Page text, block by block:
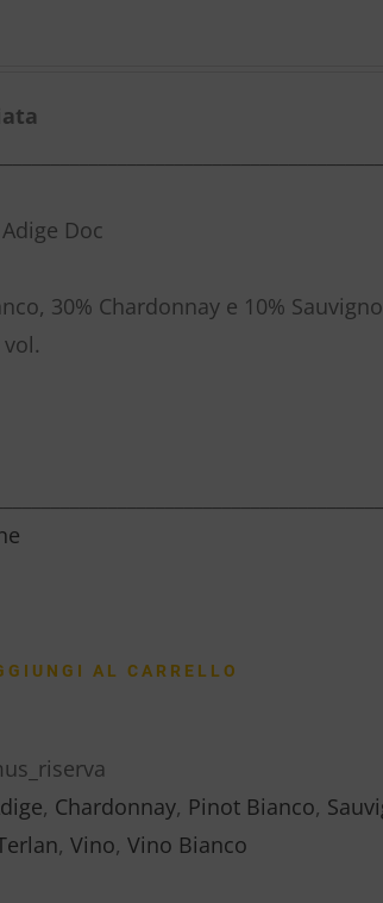
Doc
30% Chardonnay e 10%
vol.
AL CARRELLO
, Chardonnay, Pinot Bianco,
, Vino, Vino Bianco